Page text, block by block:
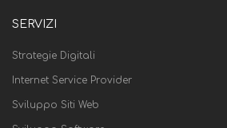
SERVIZI
Strategie Digitali
Internet Service Provider
Sviluppo Siti Web